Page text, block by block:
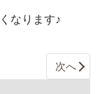
なります♪
次へ